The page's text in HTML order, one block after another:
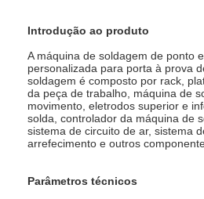
Introdução ao produto
A máquina de soldagem de ponto
personalizada para porta à prova
soldagem é composto por rack,
da peça de trabalho, máquina de
movimento, eletrodos superior e
solda, controlador da máquina de
sistema de circuito de ar, sistema
arrefecimento e outros
Parâmetros técnicos